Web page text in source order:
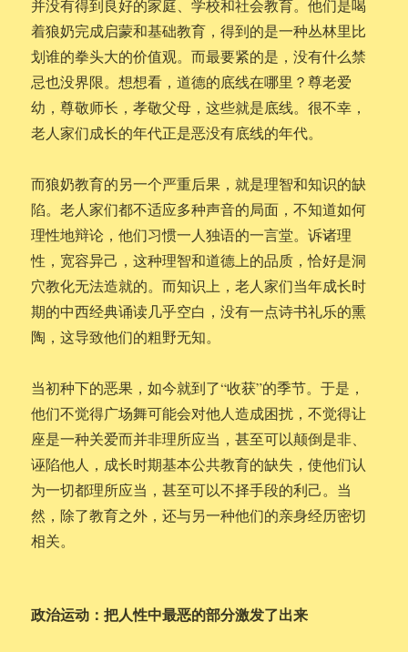
并没有得到良好的家庭、学校和社会教育。他们是喝
着狼奶完成启蒙和基础教育，得到的是一种丛林里比
划谁的拳头大的价值观。而最要紧的是，没有什么禁
忌也没界限。想想看，道德的底线在哪里？尊老爱
幼，尊敬师长，孝敬父母，这些就是底线。很不幸，
老人家们成长的年代正是恶没有底线的年代。
而狼奶教育的另一个严重后果，就是理智和知识的缺
陷。老人家们都不适应多种声音的局面，不知道如何
理性地辩论，他们习惯一人独语的一言堂。诉诸理
性，宽容异己，这种理智和道德上的品质，恰好是洞
穴教化无法造就的。而知识上，老人家们当年成长时
期的中西经典诵读几乎空白，没有一点诗书礼乐的熏
陶，这导致他们的粗野无知。
当初种下的恶果，如今就到了“收获”的季节。于是，
他们不觉得广场舞可能会对他人造成困扰，不觉得让
座是一种关爱而并非理所应当，甚至可以颠倒是非、
诬陷他人，成长时期基本公共教育的缺失，使他们认
为一切都理所应当，甚至可以不择手段的利己。当
然，除了教育之外，还与另一种他们的亲身经历密切
相关。
政治运动：把人性中最恶的部分激发了出来